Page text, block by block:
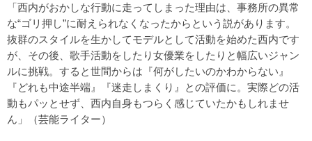
「西内がおかしな行動に走ってしまった理由は、事務所の異常
な“ゴリ押し”に耐えられなくなったからという説があります。
抜群のスタイルを生かしてモデルとして活動を始めた西内です
が、その後、歌手活動をしたり女優業をしたりと幅広いジャン
ルに挑戦。すると世間からは『何がしたいのかわからない』
『どれも中途半端』『迷走しまくり』との評価に。実際どの活
動もパッとせず、西内自身もつらく感じていたかもしれませ
ん」（芸能ライター）